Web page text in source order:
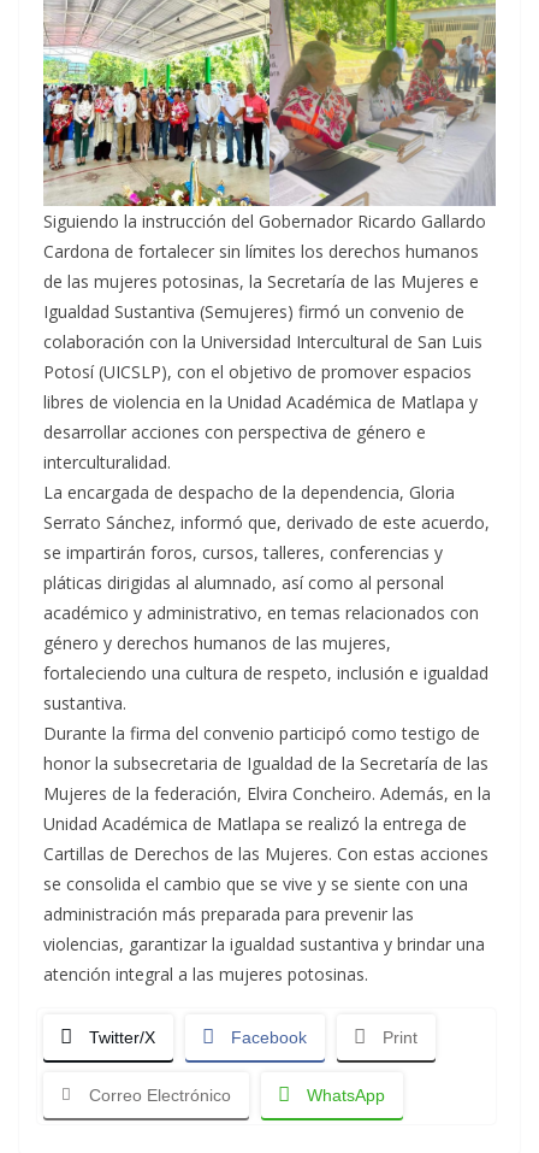
Siguiendo la instrucción del Gobernador Ricardo Gallardo
Cardona de fortalecer sin límites los derechos humanos
de las mujeres potosinas, la Secretaría de las Mujeres e
Igualdad Sustantiva (Semujeres) firmó un convenio de
colaboración con la Universidad Intercultural de San Luis
Potosí (UICSLP), con el objetivo de promover espacios
libres de violencia en la Unidad Académica de Matlapa y
desarrollar acciones con perspectiva de género e
interculturalidad.
La encargada de despacho de la dependencia, Gloria
Serrato Sánchez, informó que, derivado de este acuerdo,
se impartirán foros, cursos, talleres, conferencias y
pláticas dirigidas al alumnado, así como al personal
académico y administrativo, en temas relacionados con
género y derechos humanos de las mujeres,
fortaleciendo una cultura de respeto, inclusión e igualdad
sustantiva.
Durante la firma del convenio participó como testigo de
honor la subsecretaria de Igualdad de la Secretaría de las
Mujeres de la federación, Elvira Concheiro. Además, en la
Unidad Académica de Matlapa se realizó la entrega de
Cartillas de Derechos de las Mujeres. Con estas acciones
se consolida el cambio que se vive y se siente con una
administración más preparada para prevenir las
violencias, garantizar la igualdad sustantiva y brindar una
atención integral a las mujeres potosinas.
Twitter/X Facebook Print
Correo Electrónico WhatsApp